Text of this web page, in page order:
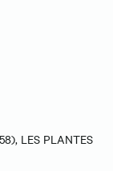
LES PLANTES